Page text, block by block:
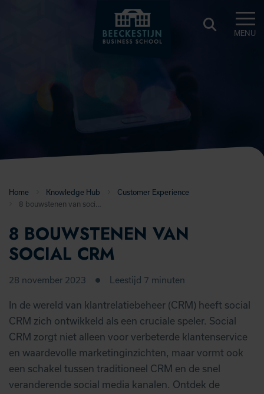
MENU
Home Knowledge Hub
Customer Experience
8 bouwstenen van social CRM
8 BOUWSTENEN VAN
SOCIAL CRM
28 november 2023 Leestijd 7 minuten
In de wereld van klantrelatiebeheer (CRM) heeft social
CRM zich ontwikkeld als een cruciale speler. Social
CRM zorgt niet alleen voor verbeterde klantenservice
en waardevolle marketinginzichten, maar vormt ook
een schakel tussen traditioneel CRM en de snel
veranderende social media kanalen. Ontdek de